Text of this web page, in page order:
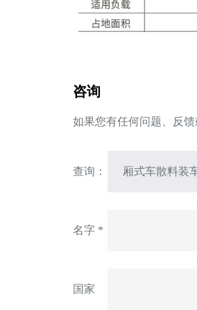
咨询
如果您有任何问题、反
查询：
名字 *
国家